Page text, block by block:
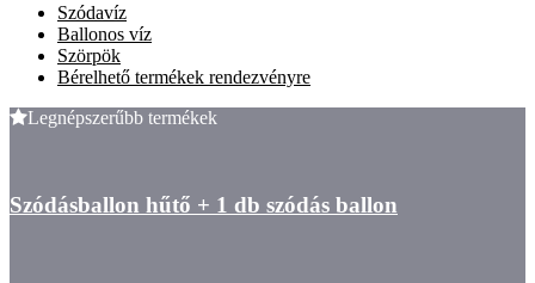
Szódavíz
Ballonos víz
Szörpök
Bérelhető termékek rendezvényre
Legnépszerűbb termékek
Szódásballon hűtő + 1 db szódás ballon